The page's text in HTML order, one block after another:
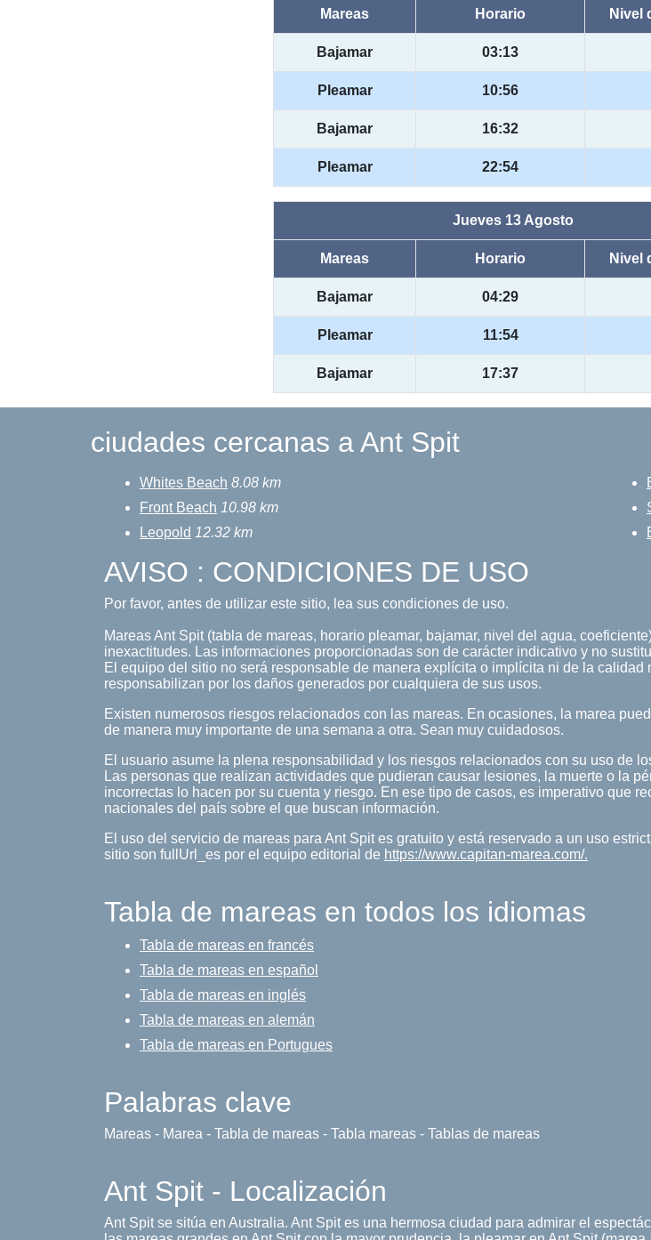
Mareas Horario Nivel
Bajamar 03:13
Pleamar 10:56
Bajamar 16:32
Pleamar 22:54
Jueves 13 Agosto
Mareas Horario Nivel
Bajamar 04:29
Pleamar 11:54
Bajamar 17:37
ciudades cercanas a Ant Spit
Whites Beach 8.08 km
Front Beach 10.98 km
Leopold 12.32 km
AVISO : CONDICIONES DE USO
Por favor, antes de utilizar este sitio, lea sus condiciones de uso.
Mareas Ant Spit (tabla de mareas, horario pleamar, bajamar, nivel del agua,
inexactitudes. Las informaciones proporcionadas son de carácter indicativo y no
El equipo del sitio no será responsable de manera explícita o implícita ni de la
responsabilizan por los daños generados por cualquiera de sus usos.
Existen numerosos riesgos relacionados con las mareas. En ocasiones, la marea
de manera muy importante de una semana a otra. Sean muy cuidadosos.
El usuario asume la plena responsabilidad y los riesgos relacionados con su uso de
Las personas que realizan actividades que pudieran causar lesiones, la muerte o la
incorrectas lo hacen por su cuenta y riesgo. En ese tipo de casos, es imperativo que
nacionales del país sobre el que buscan información.
El uso del servicio de mareas para Ant Spit es gratuito y está reservado a un uso
sitio son fullUrl_es por el equipo editorial de https://www.capitan-marea.com/.
Tabla de mareas en todos los idiomas
Tabla de mareas en francés
Tabla de mareas en español
Tabla de mareas en inglés
Tabla de mareas en alemán
Tabla de mareas en Portugues
Palabras clave
Mareas - Marea - Tabla de mareas - Tabla mareas - Tablas de mareas
Ant Spit - Localización
Ant Spit se sitúa en Australia. Ant Spit es una hermosa ciudad para admirar el